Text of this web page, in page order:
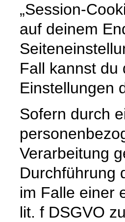
„Session-
auf deinem
Fall kannst du
Einstellungen
Sofern durch
Verarbeitung
Durchführung
im Falle einer
lit. f DSGVO